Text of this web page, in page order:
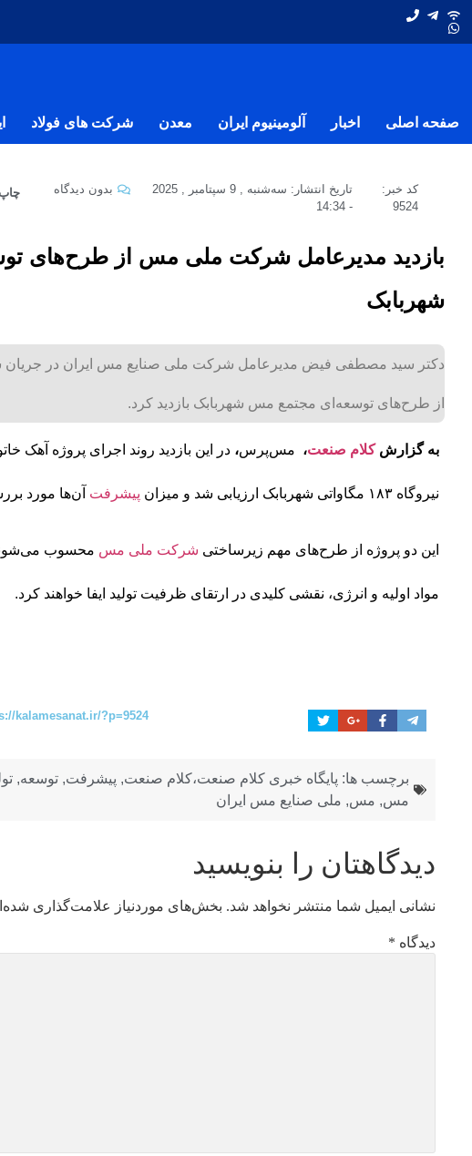
صفحه اصلی
اخبار آلومینیوم ایران معدن شرکت های فولاد
کد خبر:
9524
تاریخ انتشار: سه‌شنبه , 9 سپتامبر , 2025
-
14:34
بدون دیدگاه
بازدید مدیرعامل شرکت ملی مس از طرح‌های
شهربابک
دکتر سید مصطفی فیض مدیرعامل شرکت ملی صنایع مس ایران در جریان
از طرح‌های توسعه‌ای مجتمع مس شهربابک بازدید کرد.
به گزارشکلام صنعت، مس‌پرس، در این بازدید روند اجرای پروژه آهک
نیروگاه ۱۸۳ مگاواتی شهربابک ارزیابی شد و میزان پیشرفت آن‌ها مورد
این دو پروژه از طرح‌های مهم زیرساختی شرکت ملی مس محسوب
مواد اولیه و انرژی، نقشی کلیدی در ارتقای ظرفیت تولید ایفا خواهند کرد.
kalamesanat.ir/?p=9524
برچسب ها: پایگاه خبری کلام صنعت،کلام صنعت, پیشرفت, توسعه,
مس, مس, ملی صنایع مس ایران
دیدگاهتان را بنویسید
نشانی ایمیل شما منتشر نخواهد شد. بخش‌های موردنیاز علامت‌گذاری
دیدگاه *